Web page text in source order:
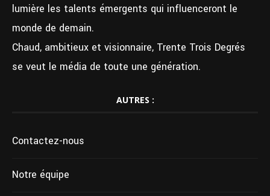
lumière les talents émergents qui influenceront le
monde de demain.
Chaud, ambitieux et visionnaire, Trente Trois Degrés
se veut le média de toute une génération.
AUTRES :
Contactez-nous
Notre équipe